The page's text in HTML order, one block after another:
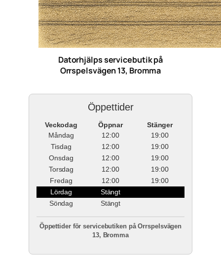
Datorhjälps servicebutik på
Orrspelsvägen 13, Bromma
Öppettider
Veckodag Öppnar
Stänger
Måndag
12:00
19:00
Tisdag
12:00
19:00
Onsdag
12:00
19:00
Torsdag
12:00
19:00
Fredag
12:00
19:00
Lördag
Stängt
Söndag
Stängt
Öppettider för servicebutiken på Orrspelsvägen
13, Bromma